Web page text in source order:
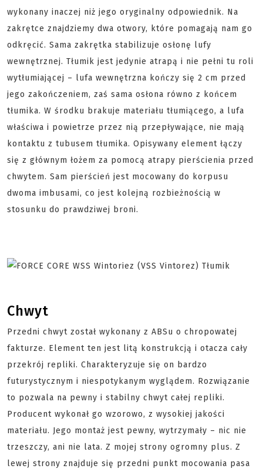
wykonany inaczej niż jego oryginalny odpowiednik. Na
zakrętce znajdziemy dwa otwory, które pomagają nam go
odkręcić. Sama zakrętka stabilizuje osłonę lufy
wewnętrznej. Tłumik jest jedynie atrapą i nie pełni tu roli
wytłumiającej – lufa wewnętrzna kończy się 2 cm przed
jego zakończeniem, zaś sama osłona równo z końcem
tłumika. W środku brakuje materiału tłumiącego, a lufa
właściwa i powietrze przez nią przepływające, nie mają
kontaktu z tubusem tłumika. Opisywany element łączy
się z głównym łożem za pomocą atrapy pierścienia przed
chwytem. Sam pierścień jest mocowany do korpusu
dwoma imbusami, co jest kolejną rozbieżnością w
stosunku do prawdziwej broni.
Chwyt
Przedni chwyt został wykonany z ABSu o chropowatej
fakturze. Element ten jest litą konstrukcją i otacza cały
przekrój repliki. Charakteryzuje się on bardzo
futurystycznym i niespotykanym wyglądem. Rozwiązanie
to pozwala na pewny i stabilny chwyt całej repliki.
Producent wykonał go wzorowo, z wysokiej jakości
materiału. Jego montaż jest pewny, wytrzymały – nic nie
trzeszczy, ani nie lata. Z mojej strony ogromny plus. Z
lewej strony znajduje się przedni punkt mocowania pasa